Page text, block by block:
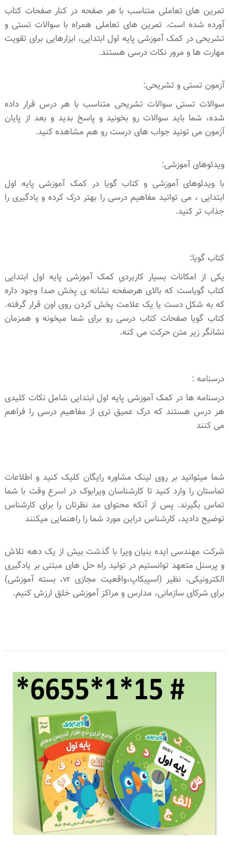
تمرین های تعاملی متناسب با هر صفحه در کنار صفحات کتاب
آورده شده است. تمرین های تعاملی همراه با سوالات تستی و
تشریحی در کمک آموزشی پایه اول ابتدایی، ابزارهایی برای تقویت
مهارت ها و مرور نکات درسی هستند.
آزمون تستی و تشریحی:
سوالات تستی سوالات تشریحی متناسب با هر درس قرار داده
شده، شما باید سوالات رو بخونید و پاسخ بدید و بعد از پایان
آزمون می تونید جواب های درست رو هم مشاهده کنید.
ویدئوهای آموزشی:
با ویدئوهای آموزشی و کتاب گویا در کمک آموزشی پایه اول
ابتدایی ، می توانید مفاهیم درسی را بهتر درک کرده و یادگیری را
جذاب تر کنید.
کتاب گویا:
یکی از امکانات بسیار کاربردیِ کمک آموزشی پایه اول ابتدایی
کتاب گویاست که بالای هرصفحه نشانه ی پخش صدا وجود داره
که به شکل دست یا یک علامت پخش کردن روی اون قرار گرفته.
کتاب گویا صفحات کتاب درسی رو برای شما میخونه و همزمان
نشانگر زیر متن حرکت می کنه.
درسنامه :
​درسنامه ها در کمک آموزشی پایه اول ابتدایی شامل نکات کلیدی
هر درس هستند که درک عمیق تری از مفاهیم درسی را فراهم
می کنند
شما میتوانید بر روی لینک مشاوره رایگان کلیک کنید و اطلاعات
تماستان را وارد کنید تا کارشناسان ویرابوک در اسرع وقت با شما
تماس بگیرند. پس از آنکه محتوای مد نظرتان را برای کارشناس
توضیح دادید، کارشناس دراین مورد شما را راهنمایی میکنند
شرکت مهندسی ایده بنیان ویرا با گذشت بیش از یک دهه تلاش
و پرسنل متعهد توانستیم در تولید راه حل های مبتنی بر یادگیری
الکترونیکی، نظیر (اسپیکاپ،واقعیت مجازی vr، بسته آموزشی)
برای شرکای سازمانی، مدارس و مراکز آموزشی خلق ارزش کنیم.